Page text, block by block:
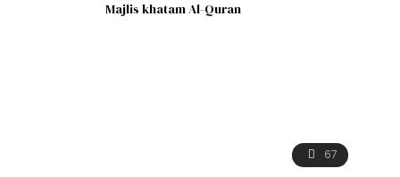
Majlis khatam Al-Quran
67